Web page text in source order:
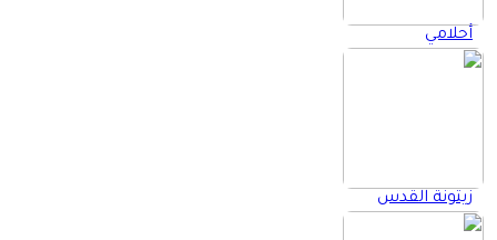
أحلامي
زيتونة القدس